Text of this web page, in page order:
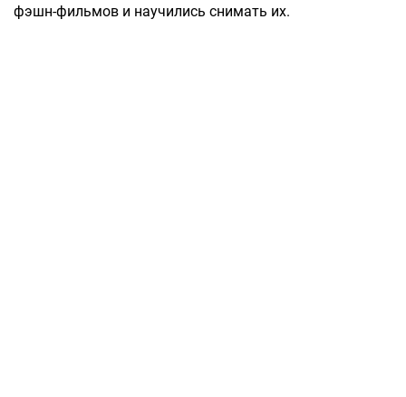
фэшн-фильмов и научились снимать их.